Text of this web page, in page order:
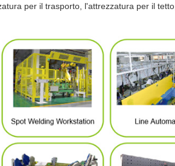
per il trasporto, l'attrezzatura per il tetto,